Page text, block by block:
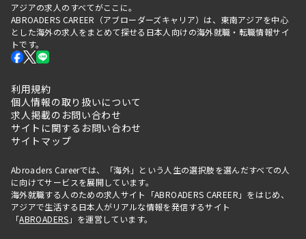
アジアの求人のすべてがここに。
ABROADERS CAREER（アブローダーズキャリア）は、東南アジアを中心
とした海外の求人をまとめて探せる日本人向けの海外就職・転職情報サイ
トです。
利用規約
個人情報の取り扱いについて
求人掲載のお問い合わせ
サイトに関するお問い合わせ
サイトマップ
Abroaders Careerでは、「海外」という人生の選択肢を選んだすべての人
に向けてサービスを展開しています。
海外就職する人のための求人サイト「ABROADERS CAREER」をはじめ、
アジアで生活する日本人がリアルな情報を発信するサイト
「ABROADERS 」を運営しています。